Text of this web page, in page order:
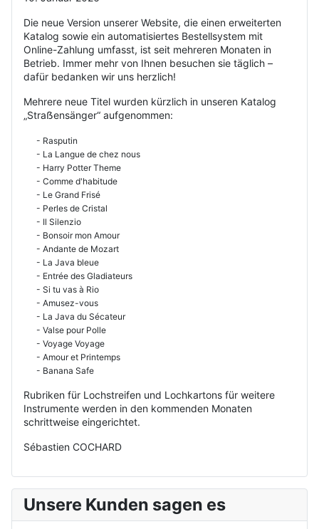
Die neue Version unserer Website, die einen erweiterten
Katalog sowie ein automatisiertes Bestellsystem mit
Online-Zahlung umfasst, ist seit mehreren Monaten in
Betrieb. Immer mehr von Ihnen besuchen sie täglich –
dafür bedanken wir uns herzlich!
Mehrere neue Titel wurden kürzlich in unseren Katalog
„Straẞensänger“ aufgenommen:
- Rasputin
- La Langue de chez nous
- Harry Potter Theme
- Comme d'habitude
- Le Grand Frisé
- Perles de Cristal
- Il Silenzio
- Bonsoir mon Amour
- Andante de Mozart
- La Java bleue
- Entrée des Gladiateurs
- Si tu vas à Rio
- Amusez-vous
- La Java du Sécateur
- Valse pour Polle
- Voyage Voyage
- Amour et Printemps
- Banana Safe
Rubriken für Lochstreifen und Lochkartons für weitere
Instrumente werden in den kommenden Monaten
schrittweise eingerichtet.
Sébastien COCHARD
Unsere Kunden sagen es